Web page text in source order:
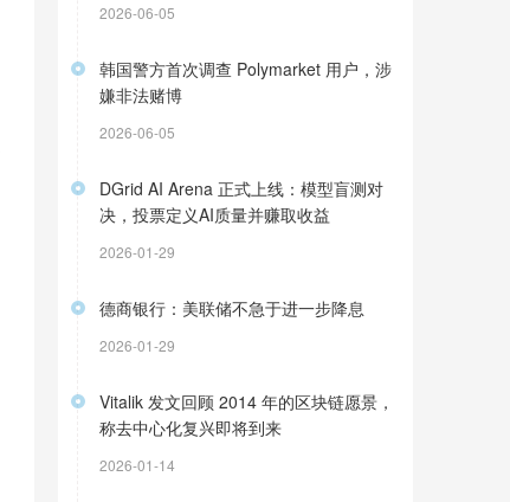
2026-06-05
韩国警方首次调查 Polymarket 用户，涉
嫌非法赌博
2026-06-05
DGrid AI Arena 正式上线：模型盲测对
决，投票定义AI质量并赚取收益
2026-01-29
德商银行：美联储不急于进一步降息
2026-01-29
Vitalik 发文回顾 2014 年的区块链愿景，
称去中心化复兴即将到来
2026-01-14